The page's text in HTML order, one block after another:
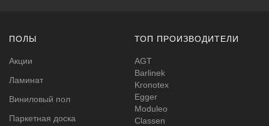
ПОЛЫ
Акции
Ламинат
Виниловый пол
Паркетная доска
ТОП ПРОИЗВОДИТЕЛИ
AGT
Barlinek
Kronotex
Egger
Moduleo
Classen